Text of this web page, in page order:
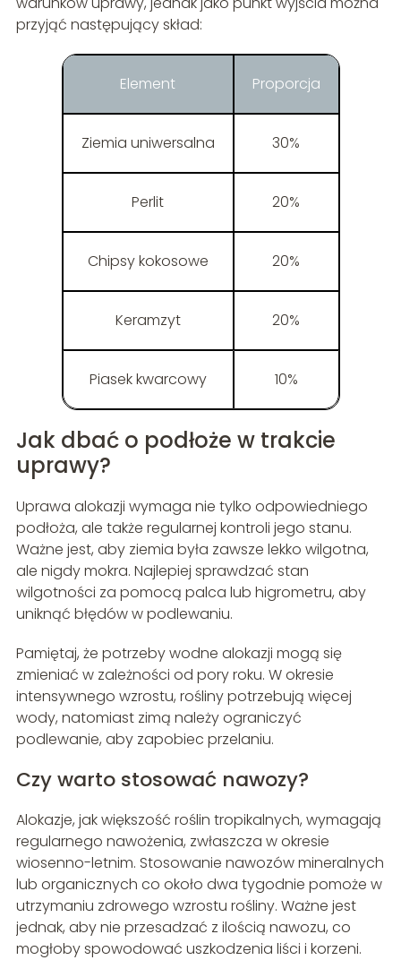
przyjąć następujący skład:
Element Proporcja
Ziemia uniwersalna 30%
Perlit 20%
Chipsy kokosowe 20%
Keramzyt 20%
Piasek kwarcowy 10%
Jak dbać o podłoże w trakcie
uprawy?
Uprawa alokazji wymaga nie tylko odpowiedniego
podłoża, ale także regularnej kontroli jego stanu.
Ważne jest, aby ziemia była zawsze lekko wilgotna,
ale nigdy mokra. Najlepiej sprawdzać stan
wilgotności za pomocą palca lub higrometru, aby
uniknąć błędów w podlewaniu.
Pamiętaj, że potrzeby wodne alokazji mogą się
zmieniać w zależności od pory roku. W okresie
intensywnego wzrostu, rośliny potrzebują więcej
wody, natomiast zimą należy ograniczyć
podlewanie, aby zapobiec przelaniu.
Czy warto stosować nawozy?
Alokazje, jak większość roślin tropikalnych, wymagają
regularnego nawożenia, zwłaszcza w okresie
wiosenno-letnim. Stosowanie nawozów mineralnych
lub organicznych co około dwa tygodnie pomoże w
utrzymaniu zdrowego wzrostu rośliny. Ważne jest
jednak, aby nie przesadzać z ilością nawozu, co
mogłoby spowodować uszkodzenia liści i korzeni.